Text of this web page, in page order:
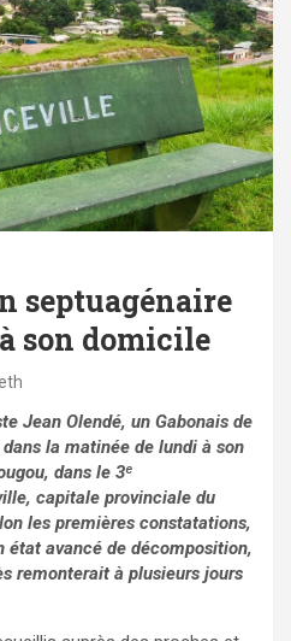
septuagénaire
son domicile
Jean Olendé, un Gabonais de
la matinée de lundi à son
dans le 3ᵉ
capitale provinciale du
les premières constatations,
état avancé de décomposition,
remonterait à plusieurs jours